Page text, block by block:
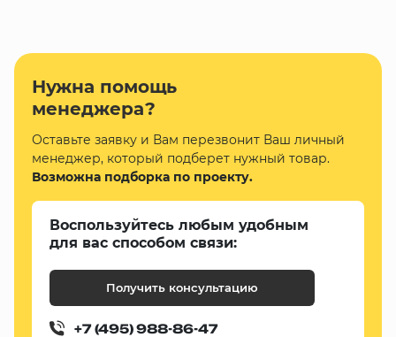
Нужна помощь
менеджера?
Оставьте заявку и Вам перезвонит Ваш личный
менеджер, который подберет нужный товар.
Возможна подборка по проекту.
Воспользуйтесь любым удобным
для вас способом связи:
Получить консультацию
+7 (495) 988-86-47